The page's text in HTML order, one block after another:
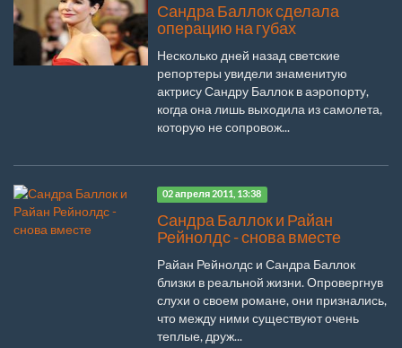
Сандра Баллок сделала
операцию на губах
Несколько дней назад светские
репортеры увидели знаменитую
актрису Сандру Баллок в аэропорту,
когда она лишь выходила из самолета,
которую не сопровож...
02 апреля 2011, 13:38
Сандра Баллок и Райан
Рейнолдс - снова вместе
Райан Рейнолдс и Сандра Баллок
близки в реальной жизни. Опровергнув
слухи о своем романе, они признались,
что между ними существуют очень
теплые, друж...